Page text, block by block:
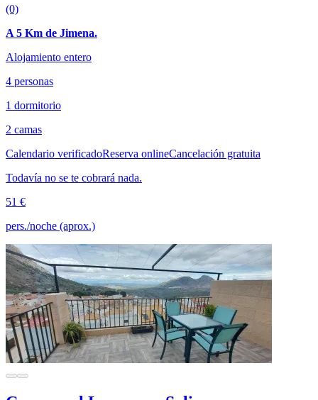
(0)
A 5 Km de Jimena.
Alojamiento entero
4 personas
1 dormitorio
2 camas
Calendario verificadoReserva onlineCancelación gratuita
Todavía no se te cobrará nada.
51 €
pers./noche (aprox.)